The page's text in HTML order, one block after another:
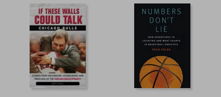
55%
dcto. S/ 53,84
51%
dcto.